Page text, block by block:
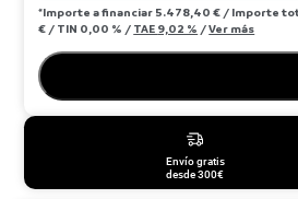
*Importe a financiar 5.478,40 € / Importe
€ / TIN 0,00 % / TAE 9,02 % /Ver más
Envío gratis
desde 300€